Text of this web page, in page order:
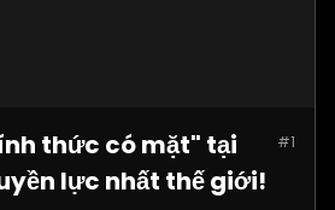
#1
thức có mặt" tại
lực nhất thế giới!